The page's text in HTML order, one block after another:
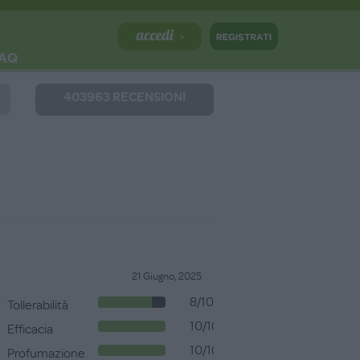
21 Giugno, 2025
Tollerabilità
8/10
Efficacia
10/10
Profumazione
10/10